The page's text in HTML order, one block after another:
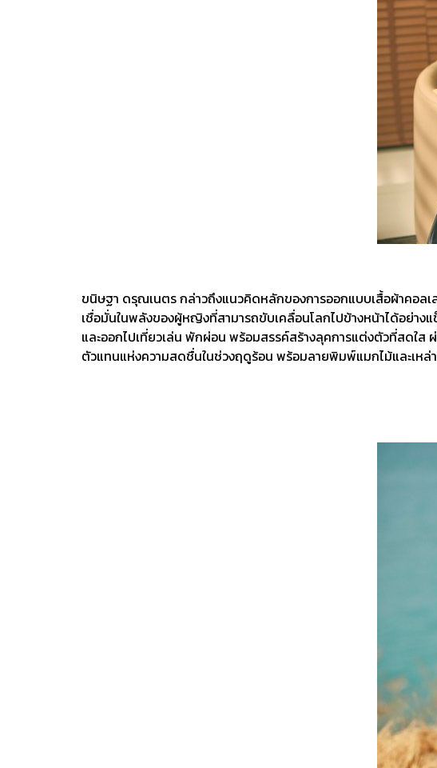
ขนิษฐา ดรุณเนตร กล่าวถึงแนวคิดหลักของการออกแบบเสื้อผ้าคอลเล
เชื่อมั่นในพลังของผู้หญิงที่สามารถขับเคลื่อนโลกไปข้างหน้าได้อย่างแ
และออกไปเที่ยวเล่น พักผ่อน พร้อมสรรค์สร้างลุคการแต่งตัวที่สดใส
ตัวแทนแห่งความสดชื่นในช่วงฤดูร้อน พร้อมลายพิมพ์แมกไม้และเหล่